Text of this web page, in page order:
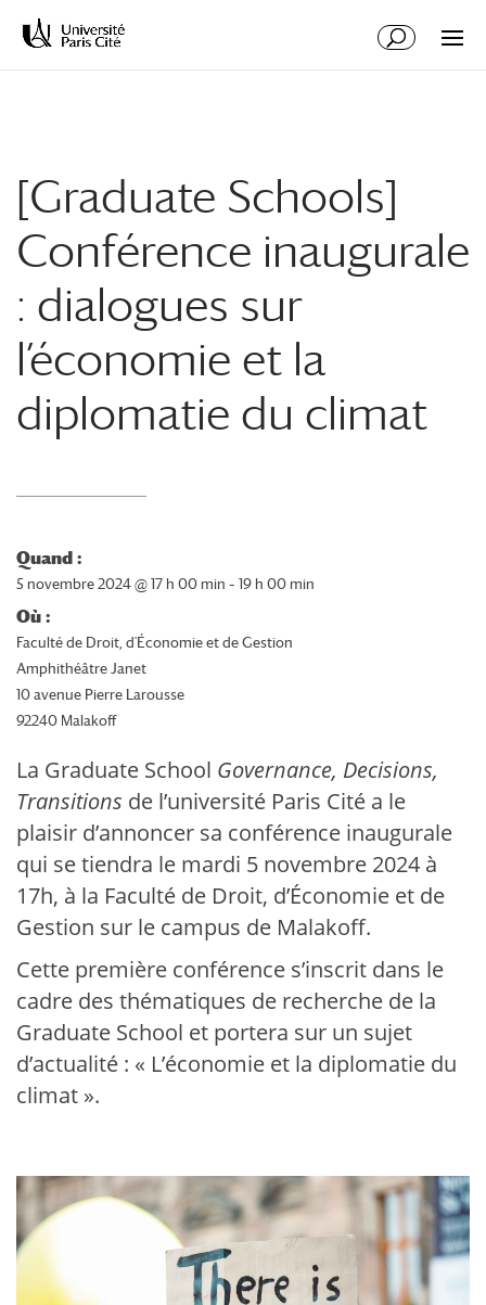
[Graduate Schools]
Conférence inaugurale
: dialogues sur
l’économie et la
diplomatie du climat
Quand :
5 novembre 2024 @ 17 h 00 min – 19 h 00 min
Où :
Faculté de Droit, d'Économie et de Gestion
Amphithéâtre Janet
10 avenue Pierre Larousse
92240 Malakoff
La Graduate School Governance, Decisions,
Transitions de l’université Paris Cité a le
plaisir d’annoncer sa conférence inaugurale
qui se tiendra le mardi 5 novembre 2024 à
17h, à la Faculté de Droit, d’Économie et de
Gestion sur le campus de Malakoff.
Cette première conférence s’inscrit dans le
cadre des thématiques de recherche de la
Graduate School et portera sur un sujet
d’actualité : « L’économie et la diplomatie du
climat ».